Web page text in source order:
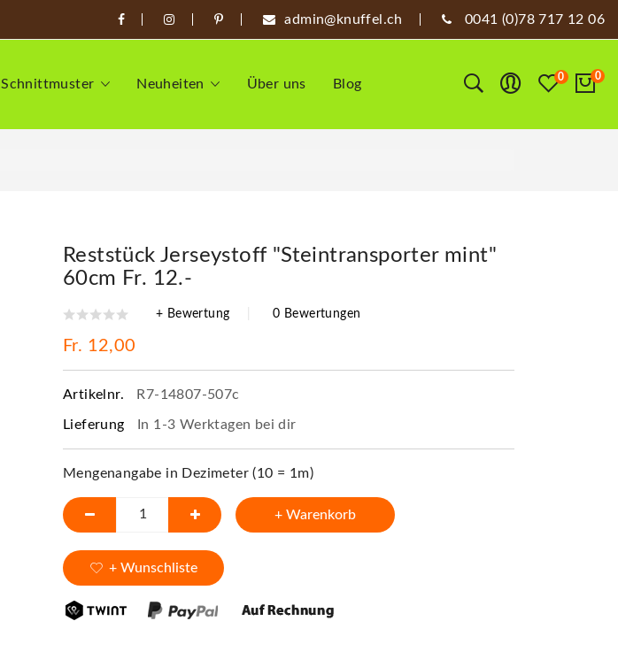
admin@knuffel.ch 0041 (0)78 717 12 06
Schnittmuster Neuheiten Über uns Blog 0 0
Reststück Jerseystoff "Steintransporter mint"
60cm Fr. 12.-
+ Bewertung 0 Bewertungen
Fr. 12,00
Artikelnr. R7-14807-507c
Lieferung In 1-3 Werktagen bei dir
Mengenangabe in Dezimeter (10 = 1m)
+ Warenkorb
+ Wunschliste